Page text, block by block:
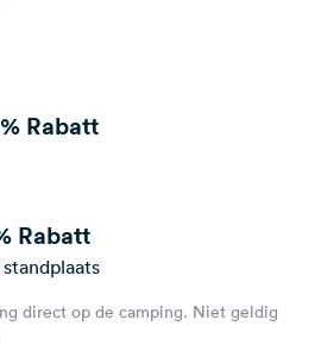
Rabatt
Rabatt
direct op de camping. Niet geldig